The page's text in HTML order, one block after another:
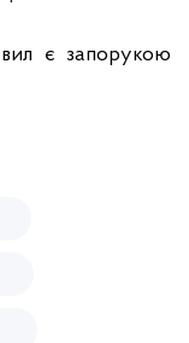
є запорукою